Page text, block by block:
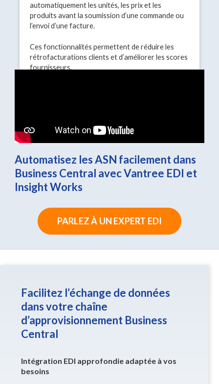
automatiquement les unités, les prix et les
produits avant la soumission d’une commande ou
l’envoi d’une facture.
Ces fonctionnalités permettent de réduire les
rétrofacturations clients et d’améliorer les scores
fournisseurs.
Automatisez les ASN facilement dans
Business Central avec Vantree EDI et
Insight Works
PARLEZ À UN EXPERT EDI
Facilitez l’échange de données
dans votre chaîne
d’approvisionnement Business
Central
Intégration EDI approfondie adaptée à vos
besoins